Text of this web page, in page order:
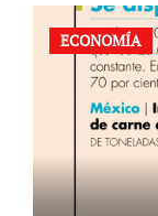
ECONOMÍA